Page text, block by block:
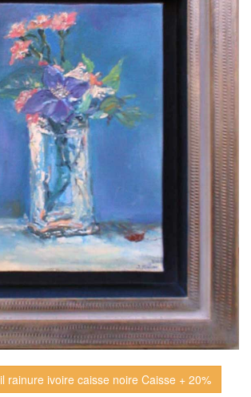
rainure ivoire caisse noire Caisse + 20%